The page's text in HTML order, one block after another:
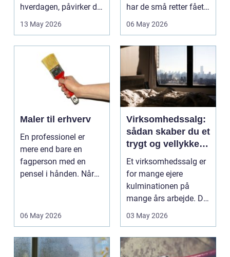
hverdagen, påvirker det
ikke kun pers...
13 May 2026
har de små retter fået
deres helt eget li...
06 May 2026
Maler til erhverv
En professionel er
mere end bare en
fagperson med en
pensel i hånden. Når
06 May 2026
Virksomhedssalg:
sådan skaber du et
trygt og vellykket
salg
Et virksomhedssalg er
for mange ejere
kulminationen på
mange års arbejde. Det
kan være en planlagt
03 May 2026